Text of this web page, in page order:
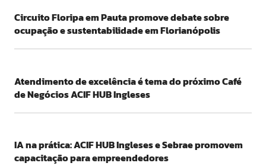
Circuito Floripa em Pauta promove debate sobre
ocupação e sustentabilidade em Florianópolis
Atendimento de excelência é tema do próximo Café
de Negócios ACIF HUB Ingleses
IA na prática: ACIF HUB Ingleses e Sebrae promovem
capacitação para empreendedores